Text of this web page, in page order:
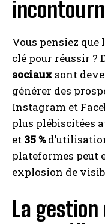
Vous pensiez que
clé pour réussir ?
sociaux sont
générer des
Instagram et
plus plébiscitées
et 35 %
plateformes peut
explosion de
La